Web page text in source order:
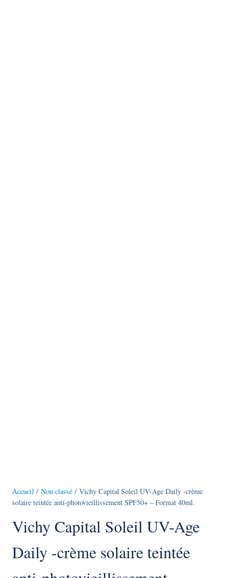
Accueil / Non classé / Vichy Capital Soleil UV-Age Daily -crème
solaire teintée anti-photovieillissement SPF50+ – Format 40ml.
Vichy Capital Soleil UV-Age
Daily -crème solaire teintée